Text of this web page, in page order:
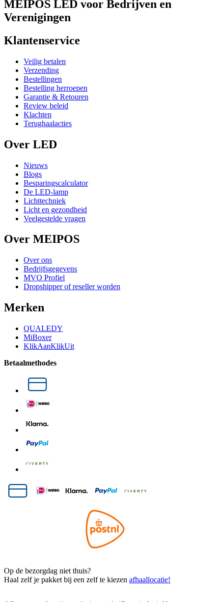
MEIPOS LED voor Bedrijven en
Verenigingen
Klantenservice
Veilig betalen
Verzending
Bestellingen
Bestelling herroepen
Garantie & Retouren
Review beleid
Klachten
Terughaalacties
Over LED
Nieuws
Blogs
Besparingscalculator
De LED-lamp
Lichttechniek
Licht en gezondheid
Veelgestelde vragen
Over MEIPOS
Over ons
Bedrijfsgegevens
MVO Profiel
Dropshipper of reseller worden
Merken
QUALEDY
MiBoxer
KlikAanKlikUit
Betaalmethodes
Op de bezorgdag niet thuis?
Haal zelf je pakket bij een zelf te kiezen afhaallocatie!